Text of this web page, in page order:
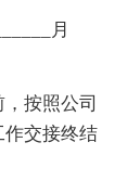
月
按照公司
作交接终结